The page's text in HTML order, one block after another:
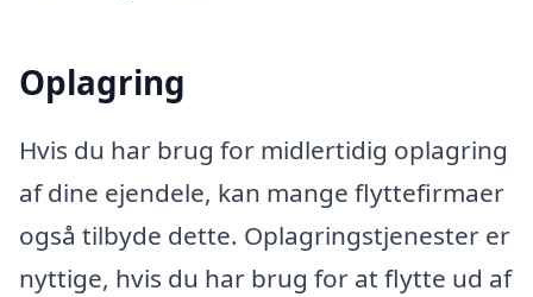
Oplagring
Hvis du har brug for midlertidig oplagring
af dine ejendele, kan mange flyttefirmaer
også tilbyde dette. Oplagringstjenester er
nyttige, hvis du har brug for at flytte ud af